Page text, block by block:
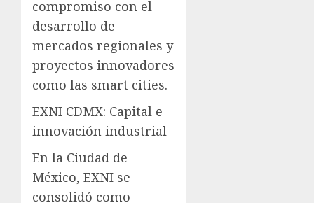
compromiso con el
desarrollo de
mercados regionales y
proyectos innovadores
como las smart cities.
EXNI CDMX: Capital e
innovación industrial
En la Ciudad de
México, EXNI se
consolidó como